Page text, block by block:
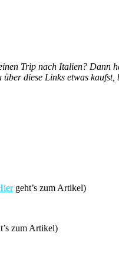
Trip nach Italien?
diese Links etwas
geht’s zum Artikel)
zum Artikel)